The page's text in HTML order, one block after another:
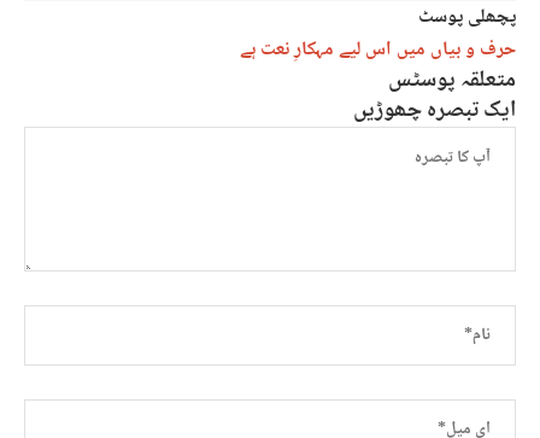
پچھلی پوسٹ
حرف و بیاں میں اس لیے مہکارِ نعت ہے
متعلقہ پوسٹس
ایک تبصرہ چھوڑیں